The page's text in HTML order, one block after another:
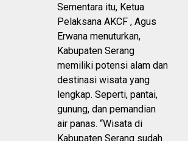
Sementara itu, Ketua
Pelaksana AKCF , Agus
Erwana menuturkan,
Kabupaten Serang
memiliki potensi alam dan
destinasi wisata yang
lengkap. Seperti, pantai,
gunung, dan pemandian
air panas. “Wisata di
Kabupaten Serang sudah